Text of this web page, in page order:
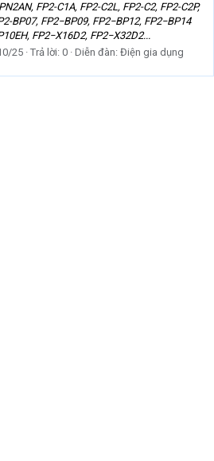
FP2-C1A, FP2-C2L, FP2-C2, FP2-C2P,
BP07, FP2−BP09, FP2−BP12, FP2−BP14
FP2−X16D2, FP2−X32D2...
25 Trả lời: 0 Diễn đàn: Điện gia dụng